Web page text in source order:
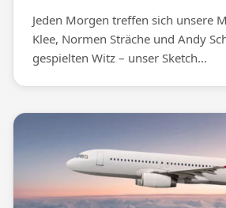
Jeden Morgen treffen sich unsere
Klee, Normen Sträche und Andy
gespielten Witz – unser Sketch...